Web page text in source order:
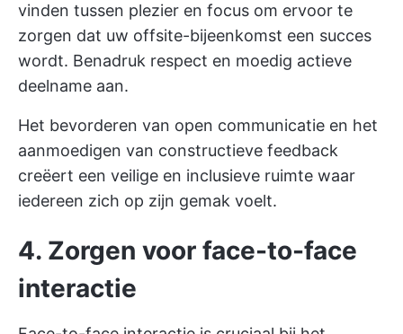
vinden tussen plezier en focus om ervoor te
zorgen dat uw offsite-bijeenkomst een succes
wordt. Benadruk respect en moedig actieve
deelname aan.
Het bevorderen van open communicatie en het
aanmoedigen van constructieve feedback
creëert een veilige en inclusieve ruimte waar
iedereen zich op zijn gemak voelt.
4. Zorgen voor face-to-face
interactie